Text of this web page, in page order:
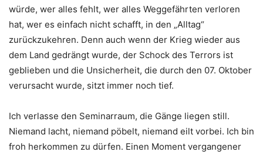
würde, wer alles fehlt, wer alles Weggefährten verloren
hat, wer es einfach nicht schafft, in den „Alltag“
zurückzukehren. Denn auch wenn der Krieg wieder aus
dem Land gedrängt wurde, der Schock des Terrors ist
geblieben und die Unsicherheit, die durch den 07. Oktober
verursacht wurde, sitzt immer noch tief.
Ich verlasse den Seminarraum, die Gänge liegen still.
Niemand lacht, niemand pöbelt, niemand eilt vorbei. Ich bin
froh herkommen zu dürfen. Einen Moment vergangener